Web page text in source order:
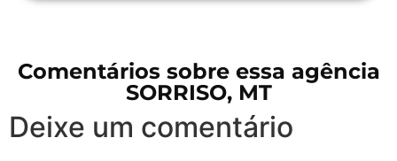
Comentários sobre essa agência
SORRISO, MT
Deixe um comentário